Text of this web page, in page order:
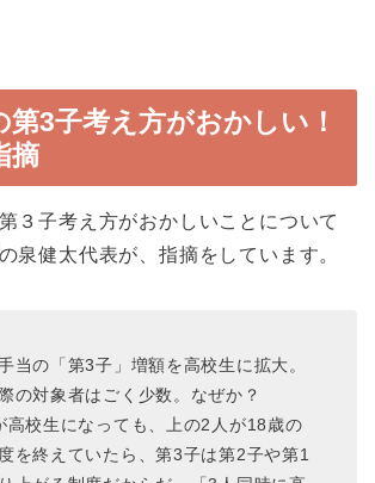
第3子考え方がおかしい！
摘
３子考え方がおかしいことについて
泉健太代表が、指摘をしています。
当の「第3子」増額を高校生に拡大。
の対象者はごく少数。なぜか？
高校生になっても、上の2人が18歳の
を終えていたら、第3子は第2子や第1